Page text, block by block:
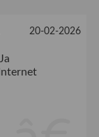
20-02-2026
Ja
Internet